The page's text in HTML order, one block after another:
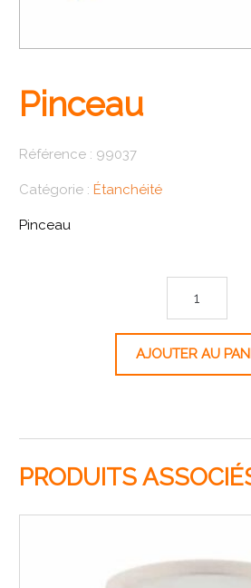
Pinceau
Référence : 99037
Catégorie : Étanchéité
Pinceau
AJOUTER AU
PRODUITS